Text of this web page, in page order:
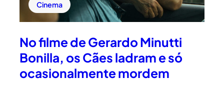
Cinema
No filme de Gerardo Minutti
Bonilla, os Cães ladram e só
ocasionalmente mordem